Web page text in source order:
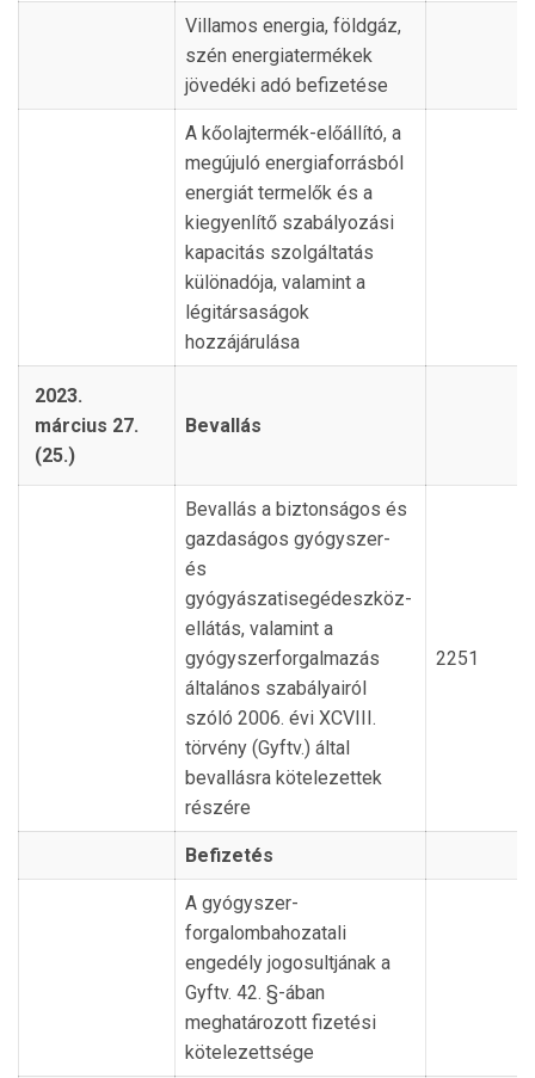
Villamos energia, földgáz,
szén energiatermékek
jövedéki adó befizetése
A kőolajtermék-előállító, a
megújuló energiaforrásból
energiát termelők és a
kiegyenlítő szabályozási
kapacitás szolgáltatás
különadója, valamint a
légitársaságok
hozzájárulása
2023.
március 27.
(25.)
Bevallás
Bevallás a biztonságos és
gazdaságos gyógyszer-
és
gyógyászatisegédeszköz-
ellátás, valamint a
gyógyszerforgalmazás
általános szabályairól
szóló 2006. évi XCVIII.
törvény (Gyftv.) által
bevallásra kötelezettek
részére
2251
Befizetés
A gyógyszer-
forgalombahozatali
engedély jogosultjának a
Gyftv. 42. §-ában
meghatározott fizetési
kötelezettsége